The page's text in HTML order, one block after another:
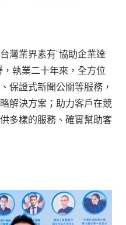
灣業界素有”協助企業達
執業二十年來，全方位
保證式新聞公關等服務，
解決方案；助力客戶在競
多樣的服務、確實幫助客